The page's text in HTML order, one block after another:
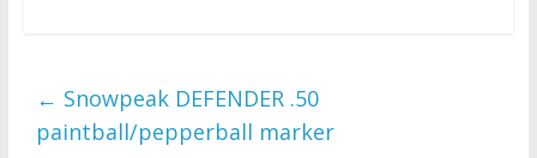
← Snowpeak DEFENDER .50
paintball/pepperball marker